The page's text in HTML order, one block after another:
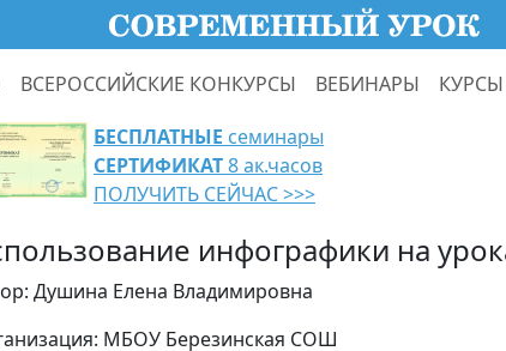
ВСЕРОССИЙСКИЕ КОНКУРСЫ ВЕБИНАРЫ КУРСЫ
БЕСПЛАТНЫЕ семинары
СЕРТИФИКАТ8 ак.часов
ПОЛУЧИТЬ СЕЙЧАС >>>
инфографики на
Душина Елена Владимировна
МБОУ Березинская СОШ